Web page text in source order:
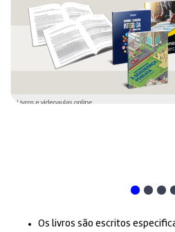
Os livros são escritos